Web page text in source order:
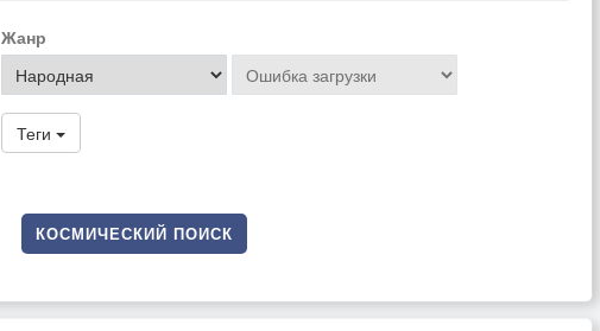
Жанр
Теги
КОСМИЧЕСКИЙ ПОИСК